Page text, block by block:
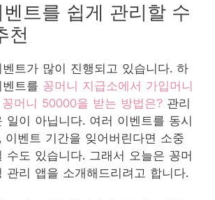
트를 쉽게 관리할 수
천
트가 많이 진행되고 있습니다. 하
트를 꽁머니 지급소에서 가입머니
머니 50000을 받는 방법은? 관리
일이 아닙니다. 여러 이벤트를 동시
이벤트 기간을 잊어버린다면 소중
수도 있습니다. 그래서 오늘은 꽁머
관리 앱을 소개해드리려고 합니다.